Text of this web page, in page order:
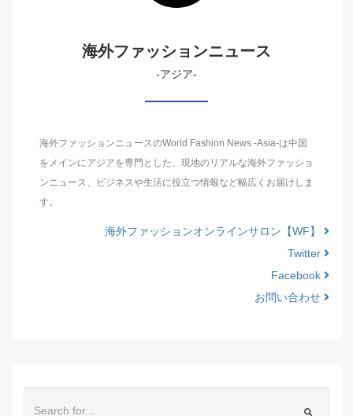
海外ファッションニュース
-アジア-
海外ファッションニュースのWorld Fashion News -Asia-は中国
をメインにアジアを専門とした、現地のリアルな海外ファッショ
ンニュース、ビジネスや生活に役立つ情報など幅広くお届けしま
す。
海外ファッションオンラインサロン【WF】
Twitter
Facebook
お問い合わせ